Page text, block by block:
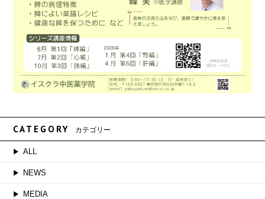
CATEGORY カテゴリー
ALL
NEWS
MEDIA